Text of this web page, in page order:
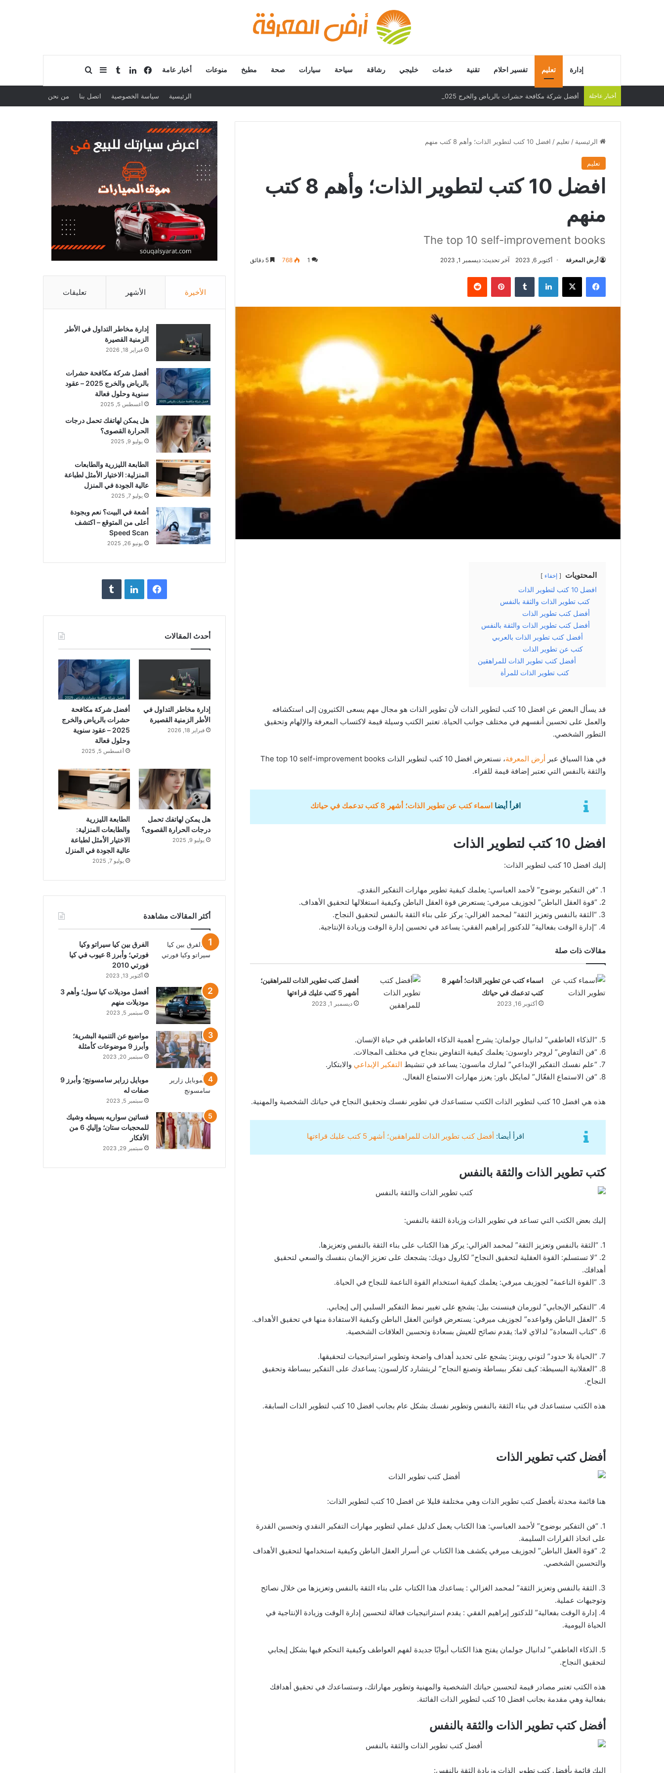
إدارة تعليم تفسير احلام تقنية خدمات خليجي رشاقة سياحة سيارات صحة مطبخ منوعات أخبار عامة فيسبوكلينكدإن إضافة عمود جانبي
بحث عن
أخبار عاجلة أفضل شركة مكافحة حشرات بالرياض والخرج 2025 – عقود سنوية وحلول فعالة الرئيسية سياسة الخصوصية اتصل بنا من نحن
الرئيسية / تعليم / افضل 10 كتب لتطوير الذات؛ وأهم 8 كتب منهم
تعليم
افضل 10 كتب لتطوير الذات؛ وأهم 8 كتب
منهم
The top 10 self-improvement books
أرض المعرفة أكتوبر 6, 2023 آخر تحديث: ديسمبر 1, 2023 1
768
فيسبوك ‫X لينكدإن بينتيريست
المحتويات إخفاء
افضل 10 كتب لتطوير الذات
كتب تطوير الذات والثقة بالنفس
أفضل كتب تطوير الذات
أفضل كتب تطوير الذات والثقة بالنفس
أفضل كتب تطوير الذات بالعربي
كتب عن تطوير الذات
أفضل كتب تطوير الذات للمراهقين
كتب تطوير الذات للمرأة
قد يسأل البعض عن افضل 10 كتب لتطوير الذات لأن تطوير الذات هو مجال مهم يسعى الكثيرون إلى استكشافه
والعمل على تحسين أنفسهم في مختلف جوانب الحياة. تعتبر الكتب وسيلة قيمة لاكتساب المعرفة والإلهام وتحقيق
التطور الشخصي.
في هذا السياق عبر أرض المعرفة
، نستعرض افضل 10 كتب لتطوير الذات The top 10 self-improvement books
والثقة بالنفس التي تعتبر إضافة قيمة للقراء.
اقرأ أيضا اسماء كتب عن تطوير الذات؛ أشهر 8 كتب تدعمك في حياتك
افضل 10 كتب لتطوير الذات
إليك افضل 10 كتب لتطوير الذات:
1. “فن التفكير بوضوح” لأحمد العباسي: يعلمك كيفية تطوير مهارات التفكير النقدي.
2. “قوة العقل الباطن” لجوزيف ميرفي: يستعرض قوة العقل الباطن وكيفية استغلالها لتحقيق الأهداف.
3. “الثقة بالنفس وتعزيز الثقة” لمحمد الغزالي: يركز على بناء الثقة بالنفس لتحقيق النجاح.
4. “إدارة الوقت بفعالية” للدكتور إبراهيم الفقي: يساعد في تحسين إدارة الوقت وزيادة الإنتاجية.
مقالات ذات صلة
اسماء كتب عن تطوير الذات؛ أشهر 8
كتب تدعمك في حياتك
أكتوبر 16, 2023
أفضل كتب تطوير الذات للمراهقين؛
أشهر 5 كتب عليك قراءتها
ديسمبر 1, 2023
5. “الذكاء العاطفي” لدانيال جولمان: يشرح أهمية الذكاء العاطفي في حياة الإنسان.
6. “فن التفاوض” لروجر داوسون: يعلمك كيفية التفاوض بنجاح في مختلف المجالات.
7. “علم نفسك التفكير الإبداعي” لمارك مانسون: يساعد في تنشيط
التفكير الإبداعي والابتكار.
8. “فن الاستماع الفعّال” لمايكل باور: يعزز مهارات الاستماع الفعال.
هذه هي افضل 10 كتب لتطوير الذات الكتب ستساعدك في تطوير نفسك وتحقيق النجاح في حياتك الشخصية والمهنية.
اقرأ أيضا: أفضل كتب تطوير الذات للمراهقين؛ أشهر 5 كتب عليك قراءتها
كتب تطوير الذات والثقة بالنفس
إليك بعض الكتب التي تساعد في تطوير الذات وزيادة الثقة بالنفس:
1. “الثقة بالنفس وتعزيز الثقة” لمحمد الغزالي: يركز هذا الكتاب على بناء الثقة بالنفس وتعزيزها.
2. “لا تستسلم: القوة العقلية لتحقيق النجاح” لكارول دويك: يشجعك على تعزيز الإيمان بنفسك والسعي لتحقيق
أهدافك.
3. “القوة الناعمة” لجوزيف ميرفي: يعلمك كيفية استخدام القوة الناعمة للنجاح في الحياة.
4. “التفكير الإيجابي” لنورمان فينسنت بيل: يشجع على تغيير نمط التفكير السلبي إلى إيجابي.
5. “العقل الباطن وقواعده” لجوزيف ميرفي: يستعرض قوانين العقل الباطن وكيفية الاستفادة منها في تحقيق الأهداف.
6. “كتاب السعادة” لدالاي لاما: يقدم نصائح للعيش بسعادة وتحسين العلاقات الشخصية.
7. “الحياة بلا حدود” لتوني روبنز: يشجع على تحديد أهداف واضحة وتطوير استراتيجيات لتحقيقها.
8. “العقلانية البسيطة: كيف تفكر ببساطة وتصنع النجاح” لريتشارد كارلسون: يساعدك على التفكير ببساطة وتحقيق
النجاح.
هذه الكتب ستساعدك في بناء الثقة بالنفس وتطوير نفسك بشكل عام بجانب افضل 10 كتب لتطوير الذات السابقة.
أفضل كتب تطوير الذات
هنا قائمة محدثة بأفضل كتب تطوير الذات وهي مختلفة قليلا عن افضل 10 كتب لتطوير الذات:
1. “فن التفكير بوضوح” لأحمد العباسي: هذا الكتاب يعمل كدليل عملي لتطوير مهارات التفكير النقدي وتحسين القدرة
على اتخاذ القرارات السليمة.
2. “قوة العقل الباطن” لجوزيف ميرفي يكشف هذا الكتاب عن أسرار العقل الباطن وكيفية استخدامها لتحقيق الأهداف
والتحسين الشخصي.
3. الثقة بالنفس وتعزيز الثقة” لمحمد الغزالي : يساعدك هذا الكتاب على بناء الثقة بالنفس وتعزيزها من خلال نصائح
وتوجيهات عملية.
4. إدارة الوقت بفعالية” للدكتور إبراهيم الفقي : يقدم استراتيجيات فعالة لتحسين إدارة الوقت وزيادة الإنتاجية في
الحياة اليومية.
5. الذكاء العاطفي” لدانيال جولمان يفتح هذا الكتاب أبوابًا جديدة لفهم العواطف وكيفية التحكم فيها بشكل إيجابي
لتحقيق النجاح.
هذه الكتب تعتبر مصادر قيمة لتحسين حياتك الشخصية والمهنية وتطوير مهاراتك، وستساعدك في تحقيق أهدافك
بفعالية وهي مقدمة بجانب افضل 10 كتب لتطوير الذات الفائتة.
أفضل كتب تطوير الذات والثقة بالنفس
إليك قائمة بأفضل كتب تطوير الذات وزيادة الثقة بالنفس:
الأخيرة الأشهر تعليقات
إدارة مخاطر التداول في الأطر
الزمنية القصيرة
فبراير 18, 2026
أفضل شركة مكافحة حشرات
بالرياض والخرج 2025 – عقود
سنوية وحلول فعالة
أغسطس 5, 2025
هل يمكن لهاتفك تحمل درجات
الحرارة القصوى؟
يوليو 9, 2025
الطابعة الليزرية والطابعات
المنزلية: الاختيار الأمثل لطباعة
عالية الجودة في المنزل
يوليو 7, 2025
أشعة في البيت؟ نعم وبجودة
أعلى من المتوقع – اكتشف
Speed Scan
يونيو 26, 2025
فيسبوكلينكدإن
‏Tumblr
أحدث المقالات
إدارة مخاطر التداول في
الأطر الزمنية القصيرة
فبراير 18, 2026
أفضل شركة مكافحة
حشرات بالرياض والخرج
2025 – عقود سنوية
وحلول فعالة
أغسطس 5, 2025
هل يمكن لهاتفك تحمل
درجات الحرارة القصوى؟
يوليو 9, 2025
الطابعة الليزرية
والطابعات المنزلية:
الاختيار الأمثل لطباعة
عالية الجودة في المنزل
يوليو 7, 2025
أكثر المقالات مشاهدة
الفرق بين كيا سيراتو وكيا
فورتي؛ وأبرز 8 عيوب في كيا
فورتي 2010
أكتوبر 13, 2023
أفضل موديلات كيا سول؛ وأهم 3
موديلات منهم
سبتمبر 5, 2023
مواضيع عن التنمية البشرية؛
وأبرز 9 موضوعات كأمثلة
سبتمبر 20, 2023
موبايل زراير سامسونج؛ وأبرز 9
صفات له
سبتمبر 5, 2023
فساتين سواريه بسيطه وشيك
للمحجبات ستان؛ وإليكِ 6 من
الأفكار
سبتمبر 29, 2023